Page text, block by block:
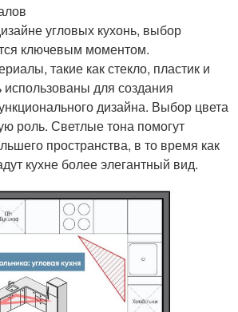
угловых кухонь, выбор
ключевым моментом.
такие как стекло, пластик и
использованы для создания
дизайна. Выбор цвета
роль. Светлые тона помогут
пространства, в то время как
кухне более элегантный вид.